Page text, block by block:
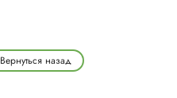
Вернуться назад